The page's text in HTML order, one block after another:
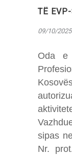
TË
09/10/2025
Oda e
sipas
Nr.